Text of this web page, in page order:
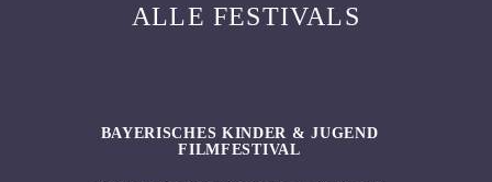
ALLE FESTIVALS
BAYERISCHES KINDER & JUGEND
FILMFESTIVAL